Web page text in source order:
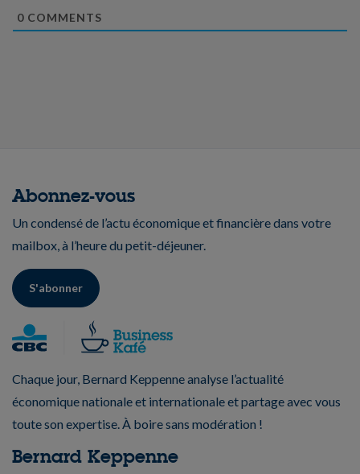
0 COMMENTS
Abonnez-vous
Un condensé de l’actu économique et financière dans votre
mailbox, à l’heure du petit-déjeuner.
S'abonner
Chaque jour, Bernard Keppenne analyse l’actualité
économique nationale et internationale et partage avec vous
toute son expertise. À boire sans modération !
Bernard Keppenne